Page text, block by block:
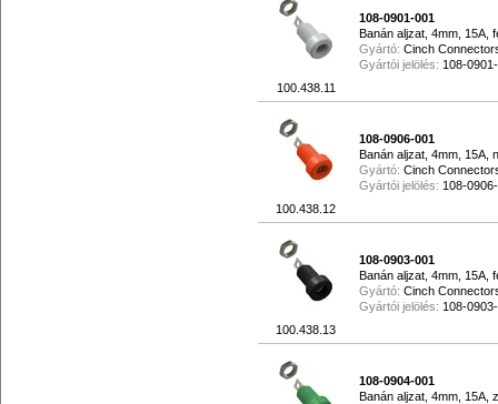
100.438.11
108-0901-001
Banán aljzat, 4mm, 15A,
Gyártó: Cinch
Gyártói jelölés: 108-
100.438.12
108-0906-001
Banán aljzat, 4mm, 15A,
Gyártó: Cinch
Gyártói jelölés: 108-
100.438.13
108-0903-001
Banán aljzat, 4mm, 15A,
Gyártó: Cinch
Gyártói jelölés: 108-
108-0904-001
Banán aljzat, 4mm, 15A,